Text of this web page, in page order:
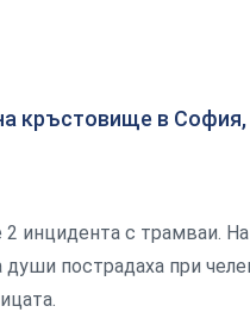
кръстовище в София,
инцидента с трамваи.
пострадаха при